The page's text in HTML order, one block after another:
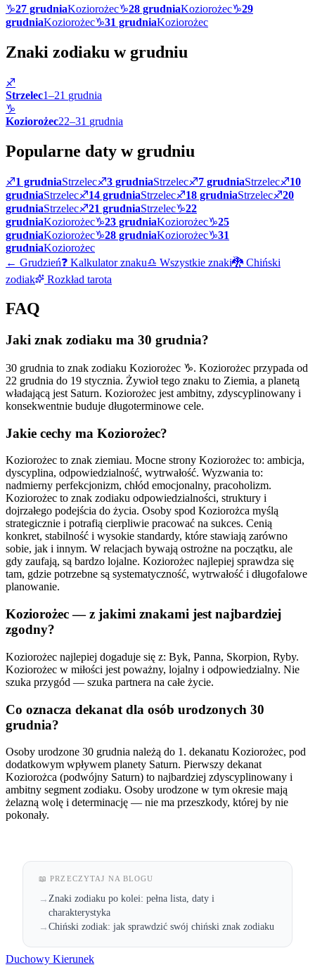
♑27 grudniaKoziorożec♑28 grudniaKoziorożec♑29
grudniaKoziorożec♑31 grudniaKoziorożec
Znaki zodiaku w grudniu
♐
Strzelec1–21 grudnia
♑
Koziorożec22–31 grudnia
Popularne daty w grudniu
♐1 grudniaStrzelec♐3 grudniaStrzelec♐7 grudniaStrzelec♐10
grudniaStrzelec♐14 grudniaStrzelec♐18 grudniaStrzelec♐20
grudniaStrzelec♐21 grudniaStrzelec♑22
grudniaKoziorożec♑23 grudniaKoziorożec♑25
grudniaKoziorożec♑28 grudniaKoziorożec♑31
grudniaKoziorożec
← Grudzień❓ Kalkulator znaku♎ Wszystkie znaki🐉 Chiński
zodiak
Rozkład tarota
FAQ
Jaki znak zodiaku ma 30 grudnia?
30 grudnia to znak zodiaku Koziorożec ♑. Koziorożec przypada od
22 grudnia do 19 stycznia. Żywioł tego znaku to Ziemia, a planetą
władającą jest Saturn. Koziorożec jest ambitny, zdyscyplinowany i
konsekwentnie buduje długoterminowe cele.
Jakie cechy ma Koziorożec?
Koziorożec to znak ziemiau. Mocne strony Koziorożec to: ambicja,
dyscyplina, odpowiedzialność, wytrwałość. Wyzwania to:
nadmierny perfekcjonizm, chłód emocjonalny, pracoholizm.
Koziorożec to znak zodiaku odpowiedzialności, struktury i
dojrzałego podejścia do życia. Osoby spod Koziorożca myślą
strategicznie i potrafią cierpliwie pracować na sukces. Cenią
konkret, stabilność i wysokie standardy, które stawiają zarówno
sobie, jak i innym. W relacjach bywają ostrożne na początku, ale
gdy zaufają, są bardzo lojalne. Koziorożec najlepiej sprawdza się
tam, gdzie potrzebne są systematyczność, wytrwałość i długofalowe
planowanie.
Koziorożec — z jakimi znakami jest najbardziej
zgodny?
Koziorożec najlepiej dogaduje się z: Byk, Panna, Skorpion, Ryby.
Koziorożec w miłości jest poważny, lojalny i odpowiedzialny. Nie
szuka przygód — szuka partnera na całe życie.
Co oznacza dekanat dla osób urodzonych 30
grudnia?
Osoby urodzone 30 grudnia należą do 1. dekanatu Koziorożec, pod
dodatkowym wpływem planety Saturn. Pierwszy dekanat
Koziorożca (podwójny Saturn) to najbardziej zdyscyplinowany i
ambitny segment zodiaku. Osoby urodzone w tym okresie mają
żelazną wolę i determinację — nie ma przeszkody, której by nie
pokonały.
📖 PRZECZYTAJ NA BLOGU
→Znaki zodiaku po kolei: pełna lista, daty i
charakterystyka
→Chiński zodiak: jak sprawdzić swój chiński znak zodiaku
Duchowy Kierunek